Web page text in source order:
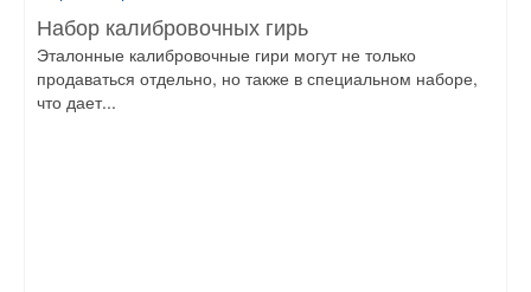
Набор калибровочных гирь
Эталонные калибровочные гири могут не только
продаваться отдельно, но также в специальном наборе,
что дает...